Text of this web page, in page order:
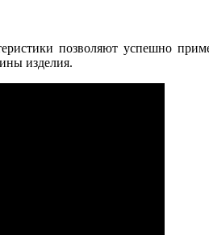
позволяют успешно
изделия.